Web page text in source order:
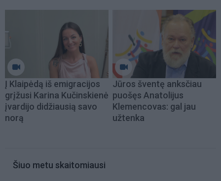
Į Klaipėdą iš emigracijos
grįžusi Karina Kučinskienė
įvardijo didžiausią savo
norą
Jūros šventę anksčiau
puošęs Anatolijus
Klemencovas: gal jau
užtenka
Šiuo metu skaitomiausi